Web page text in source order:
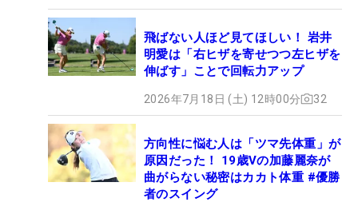
飛ばない人ほど見てほしい！ 岩井
明愛は「右ヒザを寄せつつ左ヒザを
伸ばす」ことで回転力アップ
2026年7月18日 (土) 12時00分 32
方向性に悩む人は「ツマ先体重」が
原因だった！ 19歳Vの加藤麗奈が
曲がらない秘密はカカト体重 #優勝
者のスイング